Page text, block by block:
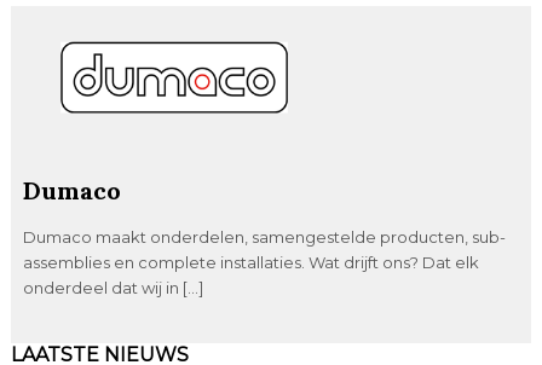
Dumaco
Dumaco maakt onderdelen, samengestelde producten, sub-
assemblies en complete installaties. Wat drijft ons? Dat elk
onderdeel dat wij in […]
LAATSTE NIEUWS